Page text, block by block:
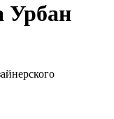
Урбан